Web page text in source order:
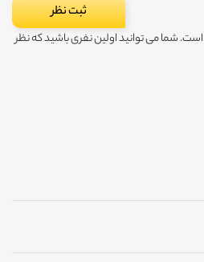
شما می توانید اولین نفری باشید که نظر